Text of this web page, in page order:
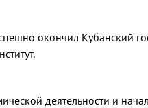
окончил Кубанский
деятельности и